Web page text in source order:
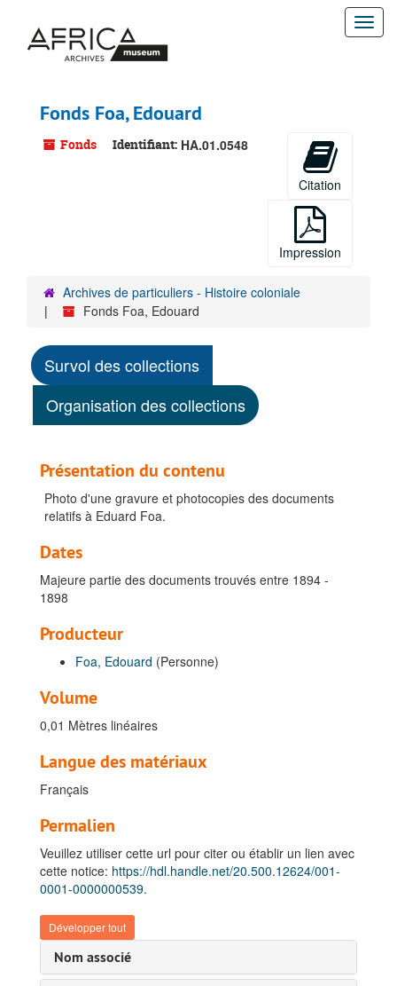
contenu
Fonds Foa, Edouard
Fonds Identifiant: HA.01.0548
Citation
Impression
Archives de particuliers - Histoire coloniale
Fonds Foa, Edouard
Survol des collections
Organisation des collections
Présentation du contenu
Photo d'une gravure et photocopies des documents
relatifs à Eduard Foa.
Dates
Majeure partie des documents trouvés entre 1894 -
1898
Producteur
Foa, Edouard (Personne)
Volume
0,01 Mètres linéaires
Langue des matériaux
Français
Permalien
Veuillez utiliser cette url pour citer ou établir un lien avec
cette notice: https://hdl.handle.net/20.500.12624/001-
0001-0000000539.
Développer tout
Nom associé